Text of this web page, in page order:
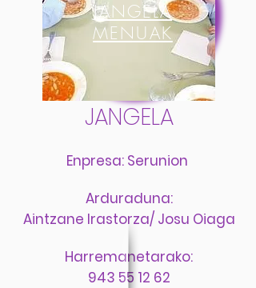
JANGELA
MENUAK
JANGELA
Enpresa: Serunion
Arduraduna:
Aintzane Irastorza/ Josu Oiaga
Harremanetarako:
943 55 12 62